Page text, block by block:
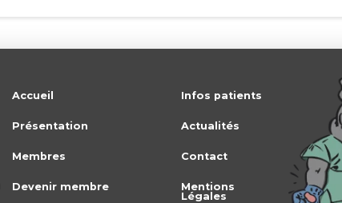
Accueil
Présentation
Membres
Devenir membre
Infos patients
Actualités
Contact
Mentions
Légales